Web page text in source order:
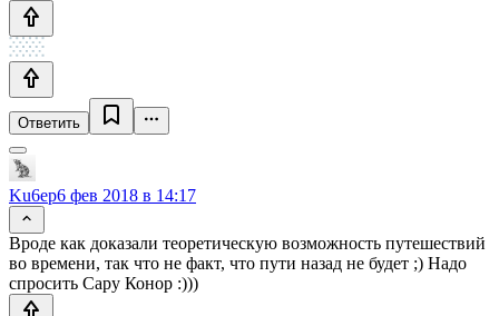
Ответить
Ku6ep6 фев 2018 в 14:17
Вроде как доказали теоретическую возможность путешествий
во времени, так что не факт, что пути назад не будет ;) Надо
спросить Сару Конор :)))